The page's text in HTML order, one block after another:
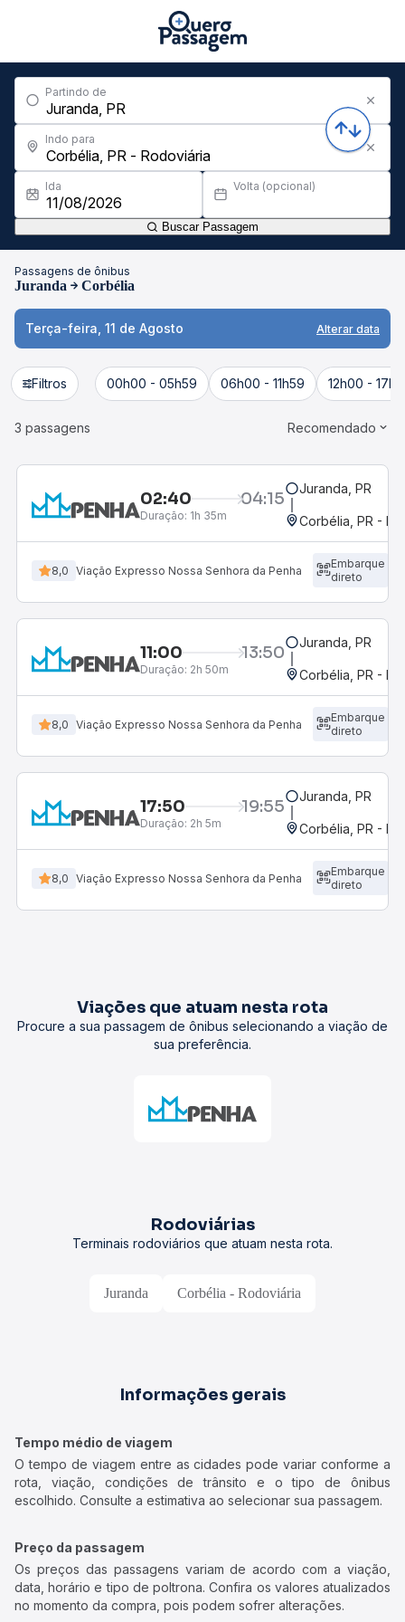
Partindo de
Indo para
Ida Volta (opcional)
Buscar Passagem
Passagens de ônibus
Juranda Corbélia
Terça-feira, 11 de Agosto Alterar data
Filtros 00h00 - 05h59 06h00 - 11h59 12h00 -
3 passagens Recomendado
02:40 04:15
Duração: 1h 35m
Juranda, PR
Corbélia, PR -
8,0 Viação Expresso Nossa Senhora da Penha
Embarque
direto
11:00 13:50
Duração: 2h 50m
Juranda, PR
Corbélia, PR -
8,0 Viação Expresso Nossa Senhora da Penha
Embarque
direto
17:50 19:55
Duração: 2h 5m
Juranda, PR
Corbélia, PR -
8,0 Viação Expresso Nossa Senhora da Penha
Embarque
direto
Viações que atuam nesta rota
Procure a sua passagem de ônibus selecionando a viação de
sua preferência.
Rodoviárias
Terminais rodoviários que atuam nesta rota.
Juranda Corbélia - Rodoviária
Informações gerais
Tempo médio de viagem
O tempo de viagem entre as cidades pode variar conforme a
rota, viação, condições de trânsito e o tipo de ônibus
escolhido. Consulte a estimativa ao selecionar sua passagem.
Preço da passagem
Os preços das passagens variam de acordo com a viação,
data, horário e tipo de poltrona. Confira os valores atualizados
no momento da compra, pois podem sofrer alterações.